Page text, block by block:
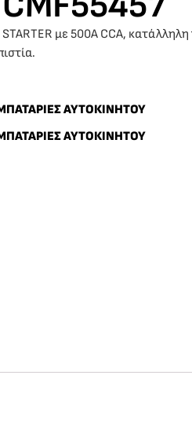
με 500A CCA,
ΑΥΤΟΚΙΝΗΤΟΥ
ΑΥΤΟΚΙΝΗΤΟΥ